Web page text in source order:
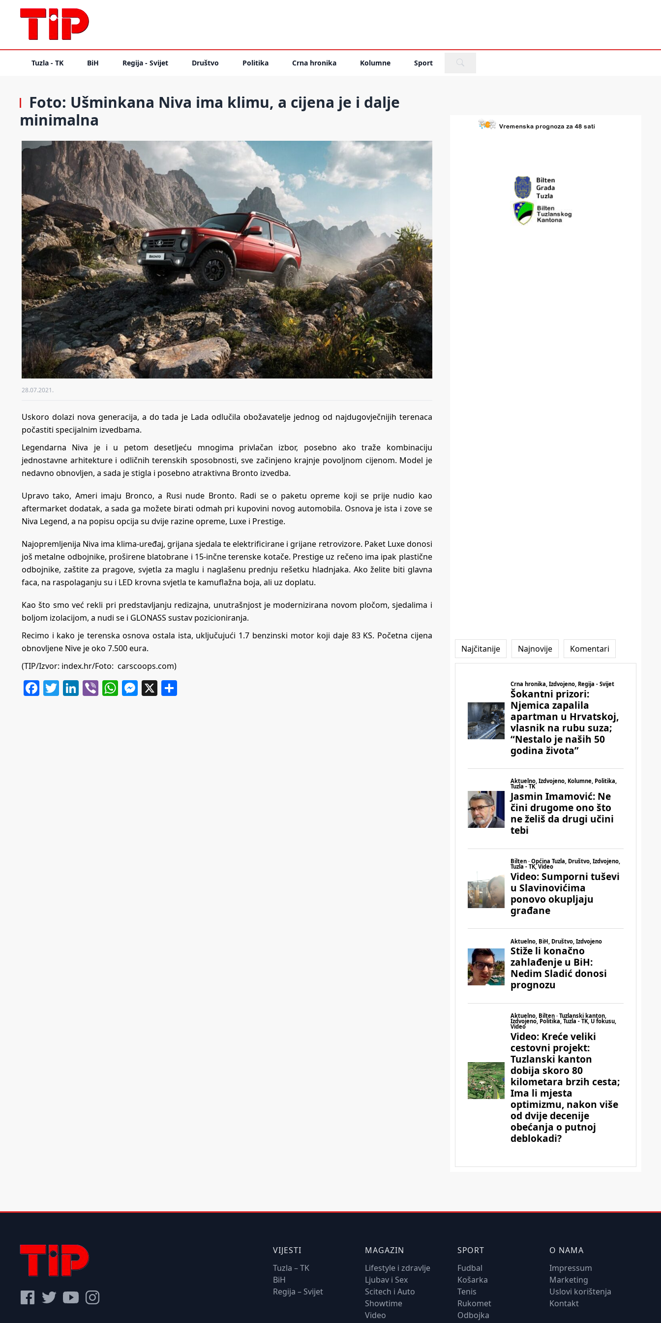
Tuzla - TK BiH Regija - Svijet Društvo Politika Crna hronika Kolumne Sport
Foto: Ušminkana Niva ima klimu, a cijena je i dalje
minimalna
28.07.2021.
Uskoro dolazi nova generacija, a do tada je Lada odlučila obožavatelje jednog od najdugovječnijih terenaca
počastiti specijalnim izvedbama.
Legendarna Niva je i u petom desetljeću mnogima privlačan izbor, posebno ako traže kombinaciju
jednostavne arhitekture i odličnih terenskih sposobnosti, sve začinjeno krajnje povoljnom cijenom. Model je
nedavno obnovljen, a sada je stigla i posebno atraktivna Bronto izvedba.
Upravo tako, Ameri imaju Bronco, a Rusi nude Bronto. Radi se o paketu opreme koji se prije nudio kao
aftermarket dodatak, a sada ga možete birati odmah pri kupovini novog automobila. Osnova je ista i zove se
Niva Legend, a na popisu opcija su dvije razine opreme, Luxe i Prestige.
Najopremljenija Niva ima klima-uređaj, grijana sjedala te elektrificirane i grijane retrovizore. Paket Luxe donosi
još metalne odbojnike, proširene blatobrane i 15-inčne terenske kotače. Prestige uz rečeno ima ipak plastične
odbojnike, zaštite za pragove, svjetla za maglu i naglašenu prednju rešetku hladnjaka. Ako želite biti glavna
faca, na raspolaganju su i LED krovna svjetla te kamuflažna boja, ali uz doplatu.
Kao što smo već rekli pri predstavljanju redizajna, unutrašnjost je modernizirana novom pločom, sjedalima i
boljom izolacijom, a nudi se i GLONASS sustav pozicioniranja.
Recimo i kako je terenska osnova ostala ista, uključujući 1.7 benzinski motor koji daje 83 KS. Početna cijena
obnovljene Nive je oko 7.500 eura.
(TIP/Izvor: index.hr/Foto: carscoops.com)
Facebook
Twitter
LinkedIn
ViberWhatsApp
Messenger
X
Najčitanije Najnovije Komentari
VIJESTI
Tuzla – TK
BiH
Regija – Svijet
MAGAZIN
Lifestyle i zdravlje
Ljubav i Sex
Scitech i Auto
Showtime
Video
SPORT
Fudbal
Košarka
Tenis
Rukomet
Odbojka
O NAMA
Impressum
Marketing
Uslovi korištenja
Kontakt